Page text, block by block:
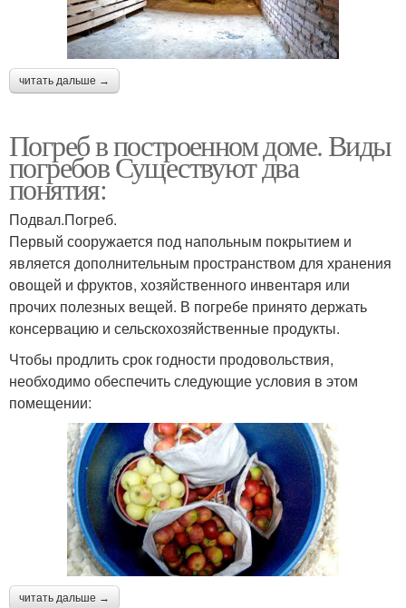
читать дальше →
Погреб в построенном доме. Виды
погребов Существуют два
понятия:
Подвал.Погреб.
Первый сооружается под напольным покрытием и
является дополнительным пространством для хранения
овощей и фруктов, хозяйственного инвентаря или
прочих полезных вещей. В погребе принято держать
консервацию и сельскохозяйственные продукты.
Чтобы продлить срок годности продовольствия,
необходимо обеспечить следующие условия в этом
помещении:
читать дальше →